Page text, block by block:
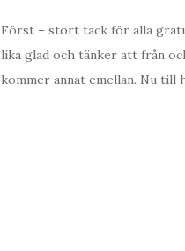
Först – stort tack för alla
lika glad och tänker att från
kommer annat emellan. Nu till